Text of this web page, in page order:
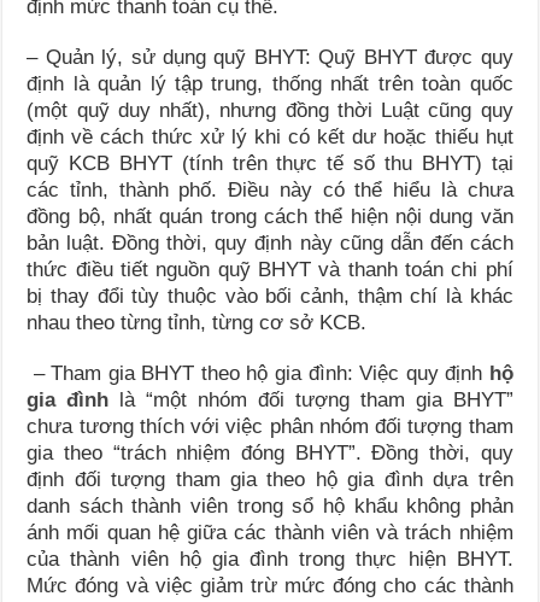
định mức thanh toán cụ thể.
– Quản lý, sử dụng quỹ BHYT: Quỹ BHYT được quy
định là quản lý tập trung, thống nhất trên toàn quốc
(một quỹ duy nhất), nhưng đồng thời Luật cũng quy
định về cách thức xử lý khi có kết dư hoặc thiếu hụt
quỹ KCB BHYT (tính trên thực tế số thu BHYT) tại
các tỉnh, thành phố. Điều này có thể hiểu là chưa
đồng bộ, nhất quán trong cách thể hiện nội dung văn
bản luật. Đồng thời, quy định này cũng dẫn đến cách
thức điều tiết nguồn quỹ BHYT và thanh toán chi phí
bị thay đổi tùy thuộc vào bối cảnh, thậm chí là khác
nhau theo từng tỉnh, từng cơ sở KCB.
– Tham gia BHYT theo hộ gia đình: Việc quy định hộ
gia đình là “một nhóm đối tượng tham gia BHYT”
chưa tương thích với việc phân nhóm đối tượng tham
gia theo “trách nhiệm đóng BHYT”. Đồng thời, quy
định đối tượng tham gia theo hộ gia đình dựa trên
danh sách thành viên trong sổ hộ khẩu không phản
ánh mối quan hệ giữa các thành viên và trách nhiệm
của thành viên hộ gia đình trong thực hiện BHYT.
Mức đóng và việc giảm trừ mức đóng cho các thành